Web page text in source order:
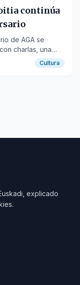
continúa
de AGA se
charlas, una
Cultura
explicado